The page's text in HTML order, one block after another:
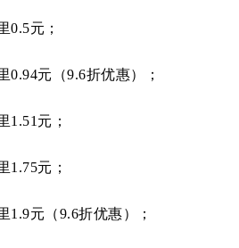
0.5元；
0.94元（9.6折优惠）；
1.51元；
1.75元；
1.9元（9.6折优惠）；